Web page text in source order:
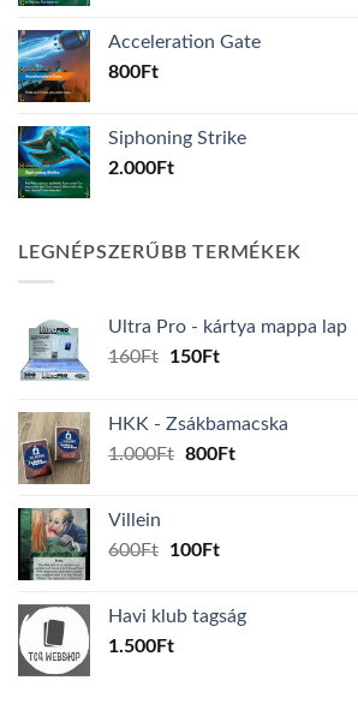
Acceleration Gate
800Ft
Siphoning Strike
2.000Ft
LEGNÉPSZERŰBB TERMÉKEK
Ultra Pro - kártya mappa lap
160Ft
Original
160Ft.
150FtCurrent
150Ft.
HKK - Zsákbamacska
1.000Ft Original
800FtCurrent
Villein
600Ft
Original
600Ft.
100FtCurrent
100Ft.
Havi klub tagság
1.500Ft